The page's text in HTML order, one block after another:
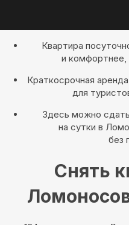
Квартира
и комфортнее,
Краткосрочная
для
Здесь можно
на сутки в
без
Снять